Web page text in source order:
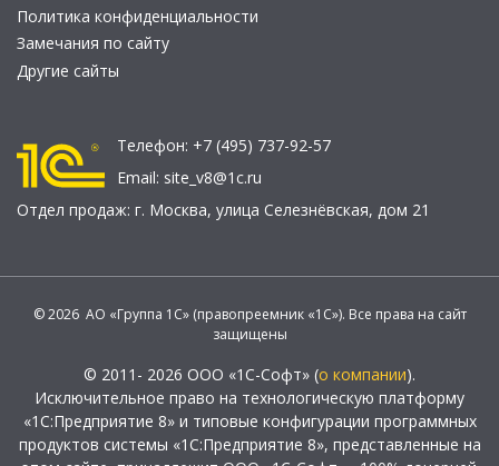
Политика конфиденциальности
Замечания по сайту
Другие сайты
Телефон: +7 (495) 737-92-57
Email: site_v8@1c.ru
Отдел продаж: г. Москва, улица Селезнёвская, дом 21
© 2026 АО «Группа 1С» (правопреемник «1С»). Все права на сайт
защищены
© 2011- 2026 ООО «1С-Софт» (о компании).
Исключительное право на технологическую платформу
«1С:Предприятие 8» и типовые конфигурации программных
продуктов системы «1С:Предприятие 8», представленные на